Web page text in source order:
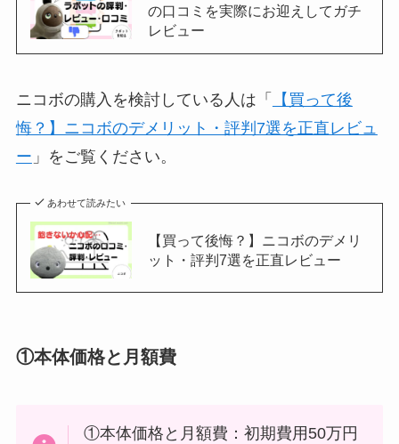
の口コミを実際にお迎えしてガチ
レビュー
ニコボの購入を検討している人は「
【買って後
悔？】ニコボのデメリット・評判7選を正直レビュ
ー 」をご覧ください。
あわせて読みたい
【買って後悔？】ニコボのデメリ
ット・評判7選を正直レビュー
①本体価格と月額費
①本体価格と月額費：初期費用50万円